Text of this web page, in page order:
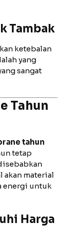
Tambak
ketebalan
yang
sangat
Tahun
tahun
tetap
akan material
energi untuk
Harga